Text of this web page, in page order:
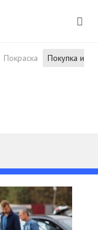
Покраска Покупка и